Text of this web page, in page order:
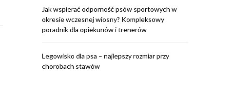
Jak wspierać odporność psów sportowych w
okresie wczesnej wiosny? Kompleksowy
poradnik dla opiekunów i trenerów
Legowisko dla psa – najlepszy rozmiar przy
chorobach stawów